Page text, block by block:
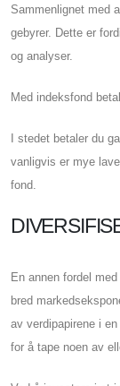
Sammenlignet med
gebyrer. Dette er
og analyser.
Med indeksfond
I stedet betaler du
vanligvis er mye
fond.
En annen fordel
bred
av verdipapirene i
for å tape noen av